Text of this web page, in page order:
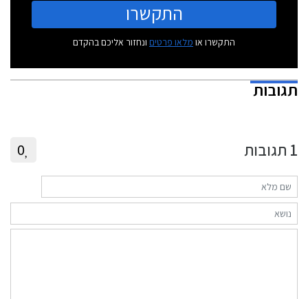
התקשרו
התקשרו או מלאו פרטים ונחזור אליכם בהקדם
תגובות
1 תגובות 0